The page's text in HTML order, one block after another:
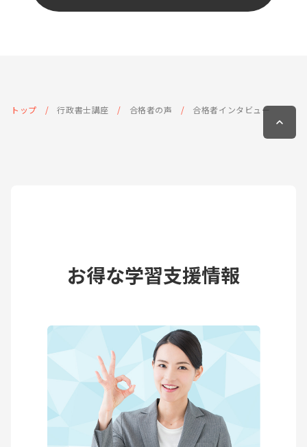
トップ 行政書士講座 合格者の声 合格者インタビュー
お得な学習支援情報